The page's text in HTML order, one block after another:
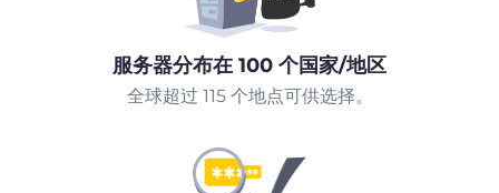
服务器分布在 100 个国家/地区
全球超过 115 个地点可供选择。